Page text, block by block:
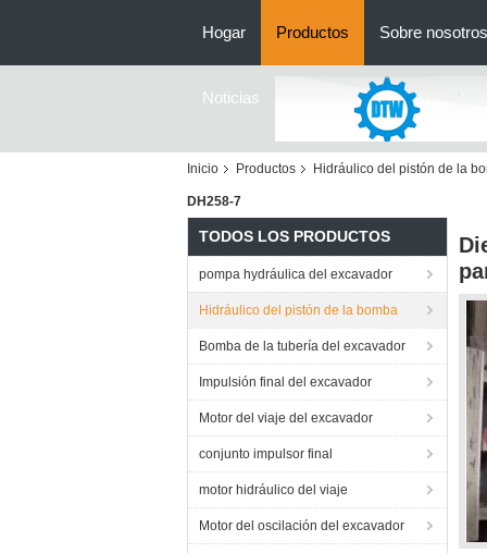
Hogar Productos Sobre nosotros
Noticias
Inicio Productos Hidráulico del pistón de la
DH258-7
TODOS LOS PRODUCTOS
pompa hydráulica del excavador
Hidráulico del pistón de la bomba
Bomba de la tubería del excavador
Impulsión final del excavador
Motor del viaje del excavador
conjunto impulsor final
motor hidráulico del viaje
Motor del oscilación del excavador